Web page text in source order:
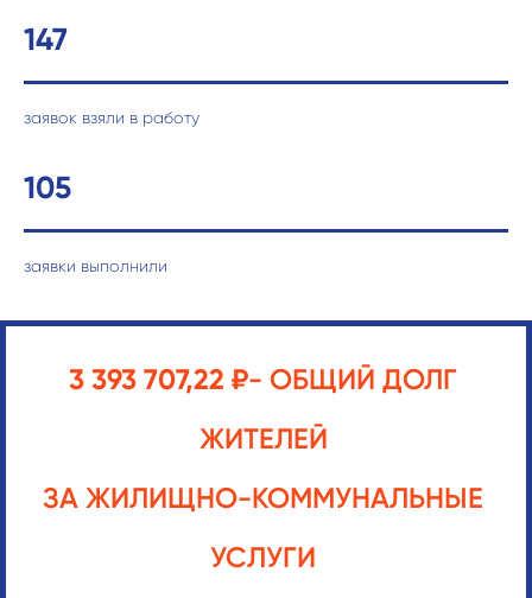
147
заявок взяли в работу
105
заявки выполнили
3 393 707,22 ₽- ОБЩИЙ ДОЛГ
ЖИТЕЛЕЙ
ЗА ЖИЛИЩНО-КОММУНАЛЬНЫЕ
УСЛУГИ